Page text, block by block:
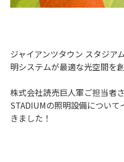
ジャイアンツタウン スタジア
明システムが最適な光空間を
株式会社読売巨人軍ご担当者
STADIUMの照明設備につい
きました！